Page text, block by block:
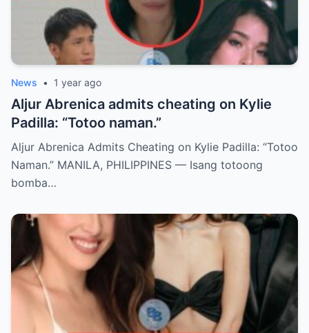
News • 1 year ago
Aljur Abrenica admits cheating on Kylie
Padilla: “Totoo naman.”
Aljur Abrenica Admits Cheating on Kylie Padilla: “Totoo
Naman.” MANILA, PHILIPPINES — Isang totoong
bomba…